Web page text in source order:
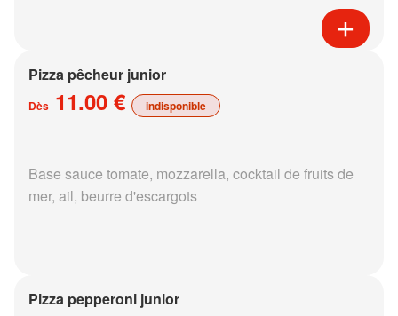
Pizza pêcheur junior
Dès 11.00 € indisponible
Base sauce tomate, mozzarella, cocktail de fruits de
mer, ail, beurre d'escargots
Pizza pepperoni junior